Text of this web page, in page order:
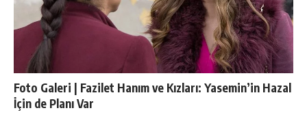
Foto Galeri | Fazilet Hanım ve Kızları: Yasemin’in Hazal
İçin de Planı Var